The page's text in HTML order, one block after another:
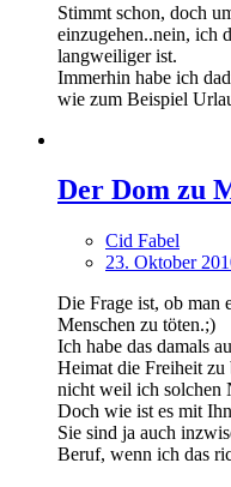
Stimmt schon, doch
einzugehen..nein, ich
langweiliger ist.
Immerhin habe ich
wie zum Beispiel
Der Dom zu
Cid Fabel
23. Oktober
Die Frage ist, ob man
Menschen zu töten.;)
Ich habe das damals
Heimat die Freiheit zu
nicht weil ich solchen
Doch wie ist es mit
Sie sind ja auch
Beruf, wenn ich das